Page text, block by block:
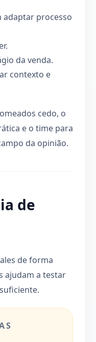
adaptar processo
da venda.
contexto e
cedo, o
e o time para
da opinião.
de
de forma
ajudam a testar